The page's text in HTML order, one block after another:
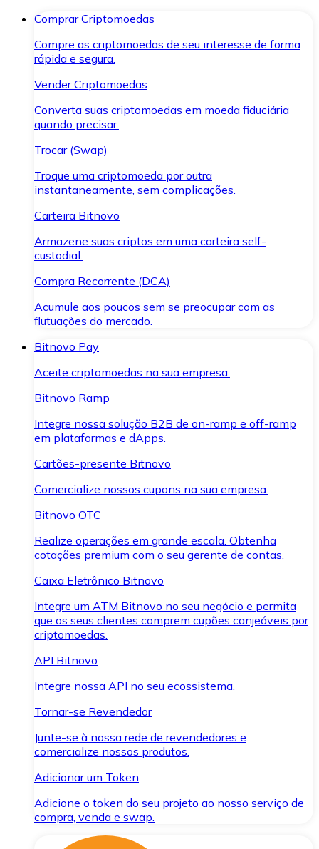
Comprar Criptomoedas
Compre as criptomoedas de seu interesse de forma
rápida e segura.
Vender Criptomoedas
Converta suas criptomoedas em moeda fiduciária
quando precisar.
Trocar (Swap)
Troque uma criptomoeda por outra
instantaneamente, sem complicações.
Carteira Bitnovo
Armazene suas criptos em uma carteira self-
custodial.
Compra Recorrente (DCA)
Acumule aos poucos sem se preocupar com as
flutuações do mercado.
Bitnovo Pay
Aceite criptomoedas na sua empresa.
Bitnovo Ramp
Integre nossa solução B2B de on-ramp e off-ramp
em plataformas e dApps.
Cartões-presente Bitnovo
Comercialize nossos cupons na sua empresa.
Bitnovo OTC
Realize operações em grande escala. Obtenha
cotações premium com o seu gerente de contas.
Caixa Eletrônico Bitnovo
Integre um ATM Bitnovo no seu negócio e permita
que os seus clientes comprem cupões canjeáveis por
criptomoedas.
API Bitnovo
Integre nossa API no seu ecossistema.
Tornar-se Revendedor
Junte-se à nossa rede de revendedores e
comercialize nossos produtos.
Adicionar um Token
Adicione o token do seu projeto ao nosso serviço de
compra, venda e swap.